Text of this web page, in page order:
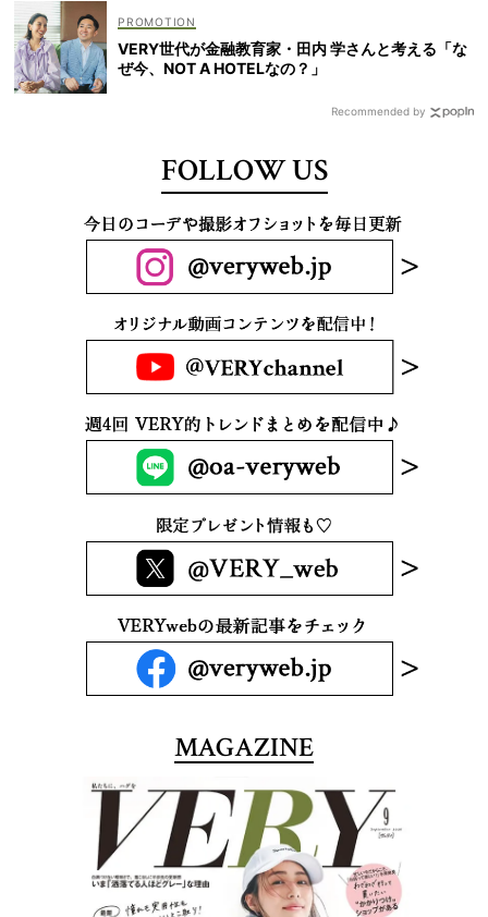
VERY世代が金融教育家・田内 学さんと考える「な
ぜ今、NOT A HOTELなの？」
Recommended by
FOLLOW US
MAGAZINE